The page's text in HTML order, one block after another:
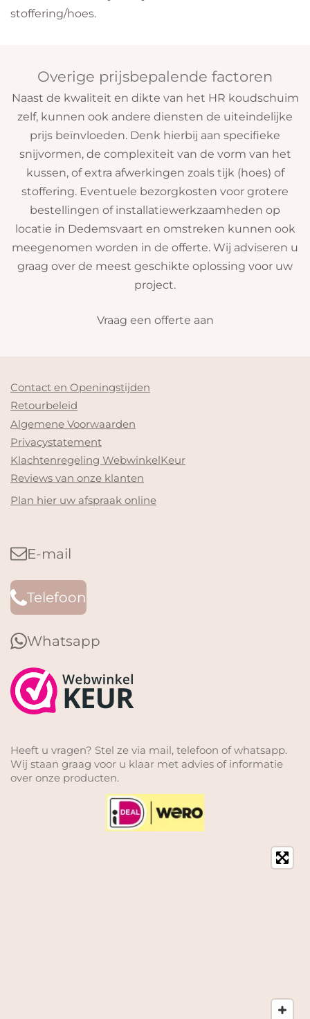
stoffering/hoes.
Overige prijsbepalende factoren
Naast de kwaliteit en dikte van het HR koudschuim
zelf, kunnen ook andere diensten de uiteindelijke
prijs beïnvloeden. Denk hierbij aan specifieke
snijvormen, de complexiteit van de vorm van het
kussen, of extra afwerkingen zoals tijk (hoes) of
stoffering. Eventuele bezorgkosten voor grotere
bestellingen of installatiewerkzaamheden op
locatie in Dedemsvaart en omstreken kunnen ook
meegenomen worden in de offerte. Wij adviseren u
graag over de meest geschikte oplossing voor uw
project.
Vraag een offerte aan
Contact en Openingstijden
Retourbeleid
Algemene Voorwaarden
Privacystatement
Klachtenregeling WebwinkelKeur
Reviews van onze klanten
Plan hier uw afspraak online
E-mail
Telefoon
Whatsapp
Heeft u vragen? Stel ze via mail, telefoon of whatsapp.
Wij staan graag voor u klaar met advies of informatie
over onze producten.